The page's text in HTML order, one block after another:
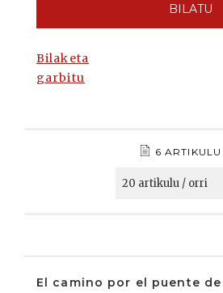
BILATU
Bilaketa
garbitu
6 ARTIKULU
El camino por el puente